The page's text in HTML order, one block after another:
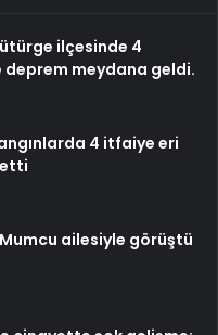
ilçesinde 4
deprem meydana geldi.
4 itfaiye eri
ailesiyle görüştü